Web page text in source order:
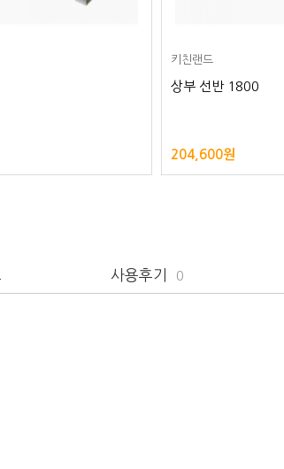
키친랜드
상부 선반 1800
204,600원
사용후기 0